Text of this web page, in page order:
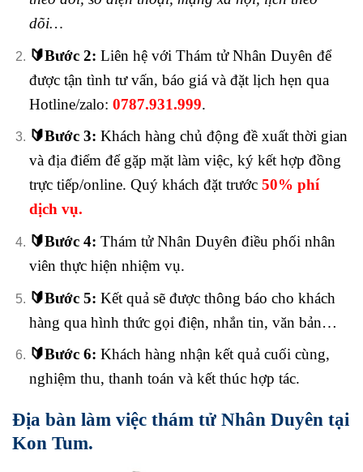
dõi…
🔰Bước 2: Liên hệ với Thám tử Nhân Duyên để
được tận tình tư vấn, báo giá và đặt lịch hẹn qua
Hotline/zalo: 0787.931.999.
🔰Bước 3: Khách hàng chủ động đề xuất thời gian
và địa điểm để gặp mặt làm việc, ký kết hợp đồng
trực tiếp/online. Quý khách đặt trước 50% phí
dịch vụ.
🔰Bước 4: Thám tử Nhân Duyên điều phối nhân
viên thực hiện nhiệm vụ.
🔰Bước 5: Kết quả sẽ được thông báo cho khách
hàng qua hình thức gọi điện, nhắn tin, văn bản…
🔰Bước 6: Khách hàng nhận kết quả cuối cùng,
nghiệm thu, thanh toán và kết thúc hợp tác.
Địa bàn làm việc thám tử Nhân Duyên tại
Kon Tum.